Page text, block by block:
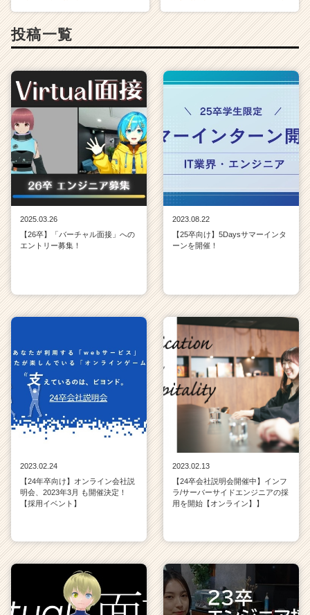
ャ
ア
e
e
C
a
r
e
e
r）
投稿一覧
2025.03.26
【26卒】「バーチャル面接」への
エントリー募集！
2023.08.22
【25卒向け】5Daysサマーインタ
ーンを開催！
2023.02.24
【24年卒向け】オンライン会社説
明会、2023年3月 も開催決定！
【採用イベント】
2023.02.13
【24卒会社説明会開催中】インフ
ラ/サーバーサイドエンジニアの採
用を開始【オンライン】】